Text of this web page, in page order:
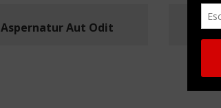
Aspernatur Aut Odit